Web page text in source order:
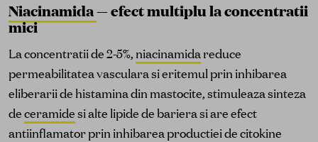
Niacinamida— efect multiplu la concentratii
mici
La concentratii de 2-5%, niacinamida reduce
permeabilitatea vasculara si eritemul prin inhibarea
eliberarii de histamina din mastocite, stimuleaza sinteza
deceramidesi alte lipide de bariera si are efect
antiinflamator prin inhibarea productiei de citokine